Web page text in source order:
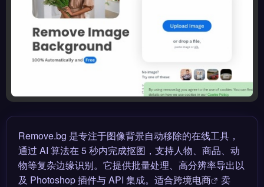
Remove.bg 是专注于图像背景自动移除的在线工具，
通过 AI 算法在 5 秒内完成抠图，支持人物、商品、动
物等复杂边缘识别。它提供批量处理、高分辨率导出以
及 Photoshop 插件与 API 集成。适合跨境电商
卖